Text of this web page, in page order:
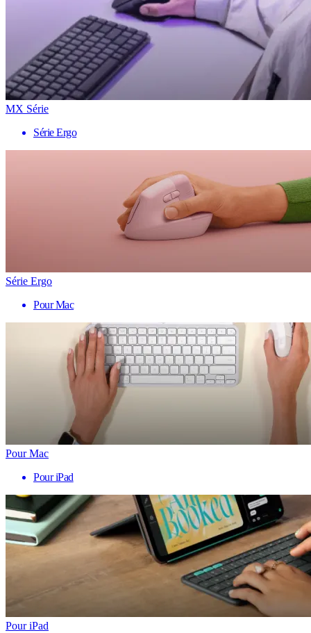
MX Série
Série Ergo
Série Ergo
Pour Mac
Pour Mac
Pour iPad
Pour iPad